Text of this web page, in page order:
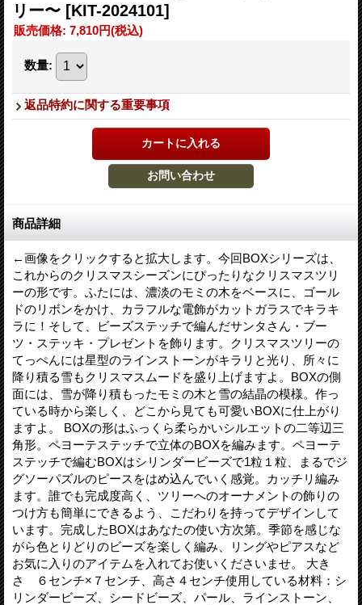
リー〜 [KIT-2024101]
販売価格: 7,810円(税込)
数量:
返品特約に関する重要事項
商品詳細
←画像をクリックすると拡大します。今回BOXシリーズは、
これからのクリスマスシーズンにぴったりなクリスマスツリ
ーの形です。ふたには、濃淡のモミの木をベースに、ゴール
ドのリボンをかけ、カラフルな電飾がカットガラスでキラキ
ラに！そして、ビーズステッチで編んだサンタさん・ブー
ツ・ステッキ・プレゼントを飾ります。クリスマスツリーの
てっぺんには星型のラインストーンがキラリと光り、所々に
降り積る雪もクリスマスムードを盛り上げますよ。BOXの側
面には、雪が降り積もったモミの木と雪の結晶の模様。作っ
ている時から楽しく、どこから見ても可愛いBOXに仕上がり
ますよ。 BOXの形はふっくら柔らかいシルエットの二等辺三
角形。ペヨーテステッチで立体のBOXを編みます。ペヨーテ
ステッチで編むBOXはシリンダービーズで1粒１粒、まるでジ
グソーパズルのピースをはめ込んでいく感覚。カッチリ編み
ます。誰でも完成度高く、ツリーへのオーナメントの飾りの
つけ方も簡単にできるよう、こだわりを持ってデザインして
います。完成したBOXはあなたの使い方次第。季節を感じな
がら色とりどりのビーズを楽しく編み、リングやピアスなど
お気に入りのアイテムを入れてお使いくださいませ。 大き
さ ６センチ×７センチ、高さ４センチ使用している材料：シ
リンダービーズ、シードビーズ、パール、ラインストーン、